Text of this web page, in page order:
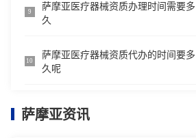
9
萨摩亚医疗器械资质办理时间需要多
久
10
萨摩亚医疗器械资质代办的时间要多
久呢
萨摩亚资讯